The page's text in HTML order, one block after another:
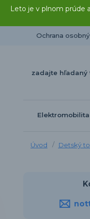
Leto je v plnom prúde
Ochrana
Úvod Detský